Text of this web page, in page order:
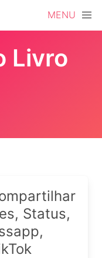
MENU
Livro
Status,